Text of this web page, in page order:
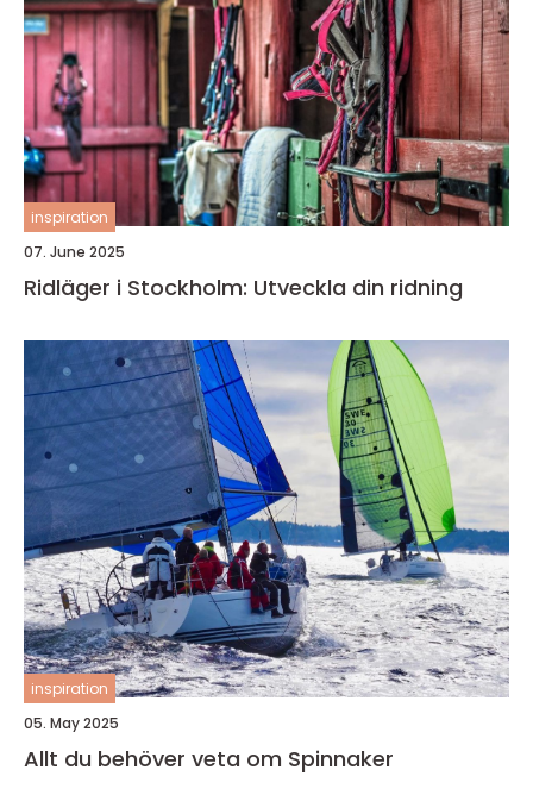
inspiration
07. June 2025
Ridläger i Stockholm: Utveckla din ridning
inspiration
05. May 2025
Allt du behöver veta om Spinnaker